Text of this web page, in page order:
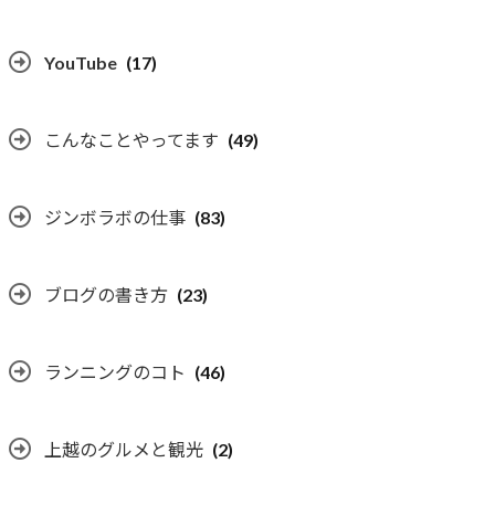
YouTube (17)
こんなことやってます (49)
ジンボラボの仕事 (83)
ブログの書き方 (23)
ランニングのコト (46)
上越のグルメと観光 (2)